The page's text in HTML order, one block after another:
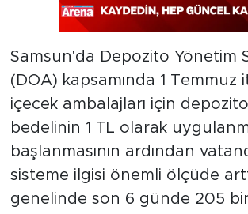
Samsun'da Depozito Yönetim
(DOA) kapsamında 1 Temmuz
içecek ambalajları için
bedelinin 1 TL olarak
başlanmasının ardından
sisteme ilgisi önemli ölçüde
genelinde son 6 günde 205